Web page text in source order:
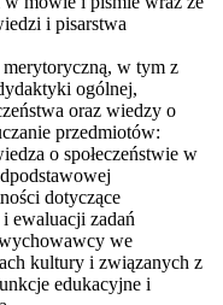
i pisarstwa
w tym z
ogólnej,
oraz wiedzy o
przedmiotów:
o społeczeństwie w
dotyczące
ewaluacji zadań
we
kultury i związanych z
edukacyjne i